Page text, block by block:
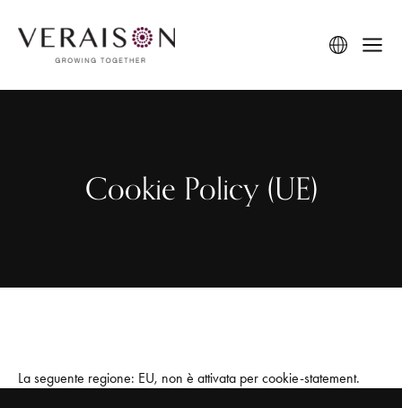
Cookie Policy (UE)
La seguente regione: EU, non è attivata per cookie-statement.